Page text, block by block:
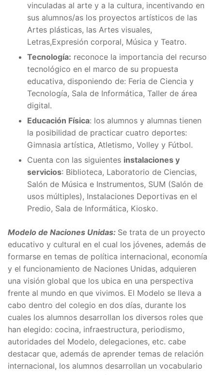
vinculadas al arte y a la cultura, incentivando en
sus alumnos/as los proyectos artísticos de las
Artes plásticas, las Artes visuales,
Letras,Expresión corporal, Música y Teatro.
Tecnología: reconoce la importancia del recurso
tecnológico en el marco de su propuesta
educativa, disponiendo de: Feria de Ciencia y
Tecnología, Sala de Informática, Taller de área
digital.
Educación Física: los alumnos y alumnas tienen
la posibilidad de practicar cuatro deportes:
Gimnasia artística, Atletismo, Volley y Fútbol.
Cuenta con las siguientes instalaciones y
servicios: Biblioteca, Laboratorio de Ciencias,
Salón de Música e Instrumentos, SUM (Salón de
usos múltiples), Instalaciones Deportivas en el
Predio, Sala de Informática, Kiosko.
Modelo de Naciones Unidas: Se trata de un proyecto
educativo y cultural en el cual los jóvenes, además de
formarse en temas de política internacional, economía
y el funcionamiento de Naciones Unidas, adquieren
una visión global que los ubica en una perspectiva
frente al mundo en que vivimos. El Modelo se lleva a
cabo dentro del colegio en dos días, durante los
cuales los alumnos desarrollan los diversos roles que
han elegido: cocina, infraestructura, periodismo,
autoridades del Modelo, delegaciones, etc. cabe
destacar que, además de aprender temas de relación
internacional, los alumnos desarrollan un vocabulario